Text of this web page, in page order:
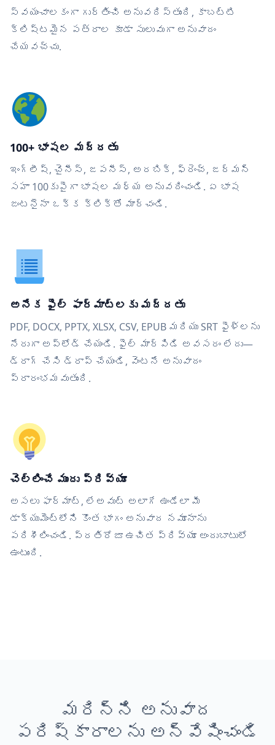
స్వయంచాలకంగా గుర్తించి అనువదిస్తుంది, కాబట్టి
క్లిష్టమైన పత్రాల కూడా సులువుగా అనువాదం
చేయవచ్చు.
100+ భాషల మద్దతు
ఇంగ్లీష్, చైనీస్, జపనీస్, అరబిక్, ఫ్రెంచ్, జర్మన్
సహా 100కుపైగా భాషల మధ్య అనువదించండి. ఏ భాష
జంటనైనా ఒక్క క్లిక్‌తో మార్చండి.
అనేక ఫైల్ ఫార్మాట్‌లకు మద్దతు
PDF, DOCX, PPTX, XLSX, CSV, EPUB మరియు SRT ఫైళ్లను
నేరుగా అప్‌లోడ్ చేయండి. ఫైల్ మార్పిడి అవసరం లేదు—
డ్రాగ్ చేసి డ్రాప్ చేయండి, వెంటనే అనువాదం
ప్రారంభమవుతుంది.
చెల్లించే ముందు ప్రివ్యూ
అసలు ఫార్మాట్, లేఅవుట్ అలాగే ఉండేలా మీ
డాక్యుమెంట్‌లోని కొంత భాగం అనువాద నమూనాను
పరిశీలించండి. ప్రతిరోజూ ఉచిత ప్రివ్యూ అందుబాటులో
ఉంటుంది.
మరిన్ని అనువాద
పరిష్కారాలను అన్వేషించండి